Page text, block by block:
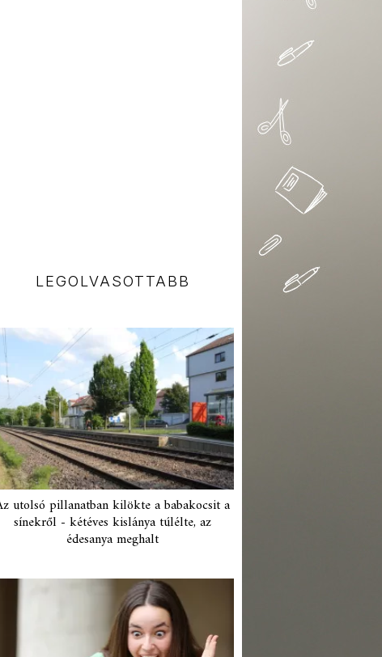
LEGOLVASOTTABB
utolsó pillanatban kilökte a babakocsit a
sínekről - kétéves kislánya túlélte, az
édesanya meghalt